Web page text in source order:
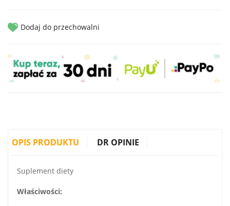
Dodaj do przechowalni
OPIS PRODUKTU DR OPINIE
Suplement diety
Właściwości: